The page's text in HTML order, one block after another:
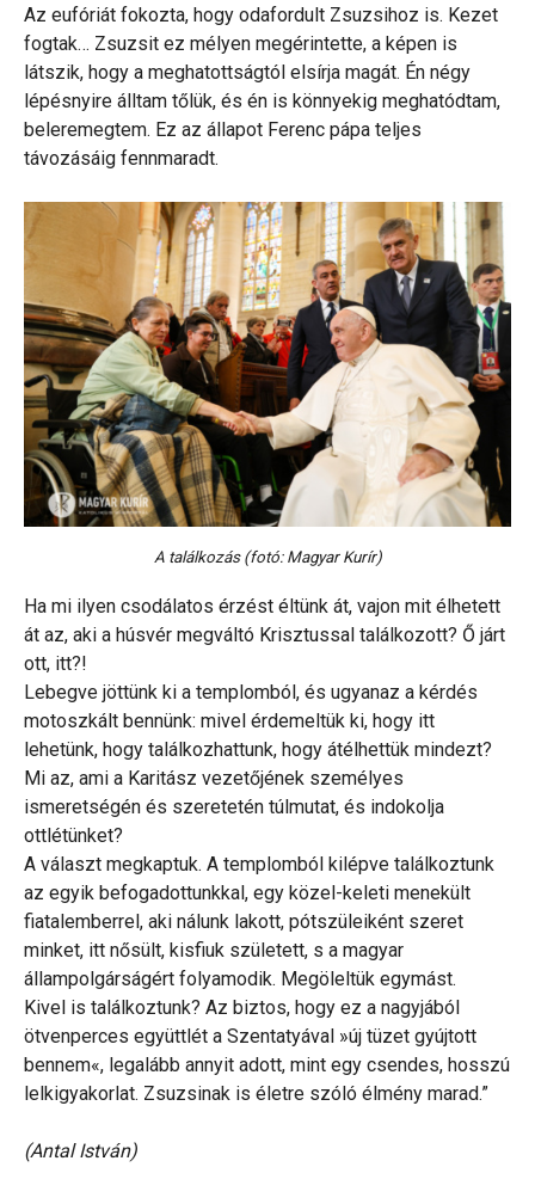
Az eufóriát fokozta, hogy odafordult Zsuzsihoz is. Kezet
fogtak… Zsuzsit ez mélyen megérintette, a képen is
látszik, hogy a meghatottságtól elsírja magát. Én négy
lépésnyire álltam tőlük, és én is könnyekig meghatódtam,
beleremegtem. Ez az állapot Ferenc pápa teljes
távozásáig fennmaradt.
A találkozás (fotó: Magyar Kurír)
Ha mi ilyen csodálatos érzést éltünk át, vajon mit élhetett
át az, aki a húsvér megváltó Krisztussal találkozott? Ő járt
ott, itt?!
Lebegve jöttünk ki a templomból, és ugyanaz a kérdés
motoszkált bennünk: mivel érdemeltük ki, hogy itt
lehetünk, hogy találkozhattunk, hogy átélhettük mindezt?
Mi az, ami a Karitász vezetőjének személyes
ismeretségén és szeretetén túlmutat, és indokolja
ottlétünket?
A választ megkaptuk. A templomból kilépve találkoztunk
az egyik befogadottunkkal, egy közel-keleti menekült
fiatalemberrel, aki nálunk lakott, pótszüleiként szeret
minket, itt nősült, kisfiuk született, s a magyar
állampolgárságért folyamodik. Megöleltük egymást.
Kivel is találkoztunk? Az biztos, hogy ez a nagyjából
ötvenperces együttlét a Szentatyával »új tüzet gyújtott
bennem«, legalább annyit adott, mint egy csendes, hosszú
lelkigyakorlat. Zsuzsinak is életre szóló élmény marad.”
(Antal István)